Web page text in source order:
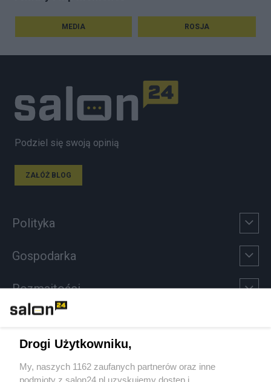
MEDIA ROSJA
Podziel się swoją opinią
ZAŁÓŻ BLOG
Polityka
Gospodarka
Rozmaitości
Sport
Drogi Użytkowniku,
My, naszych 1162 zaufanych partnerów oraz inne
podmioty z salon24.pl uzyskujemy dostęp i